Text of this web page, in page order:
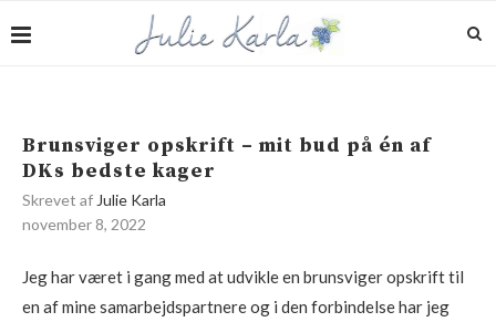
Brunsviger opskrift – mit bud på én af
DKs bedste kager
Skrevet af Julie Karla
november 8, 2022
Jeg har været i gang med at udvikle en brunsviger opskrift til
en af mine samarbejdspartnere og i den forbindelse har jeg